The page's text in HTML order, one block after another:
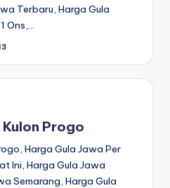
Terbaru, Harga Gula
Ons,…
Progo
Harga Gula Jawa Per
Ini, Harga Gula Jawa
Semarang, Harga Gula